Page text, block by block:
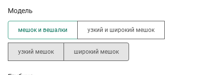
Модель
мешок и вешалки узкий и широкий мешок
узкий мешок широкий мешок